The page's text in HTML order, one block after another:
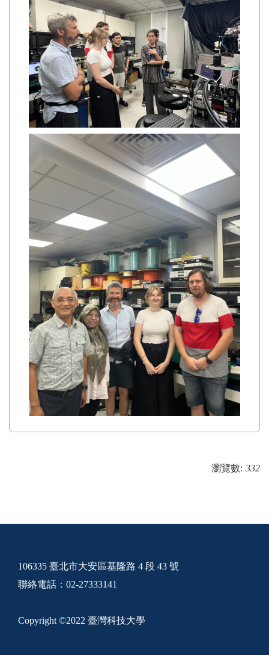
瀏覽數: 332
106335 臺北市大安區基隆路 4 段 43 號
聯絡電話：02-27333141
Copyright ©2022 臺灣科技大學